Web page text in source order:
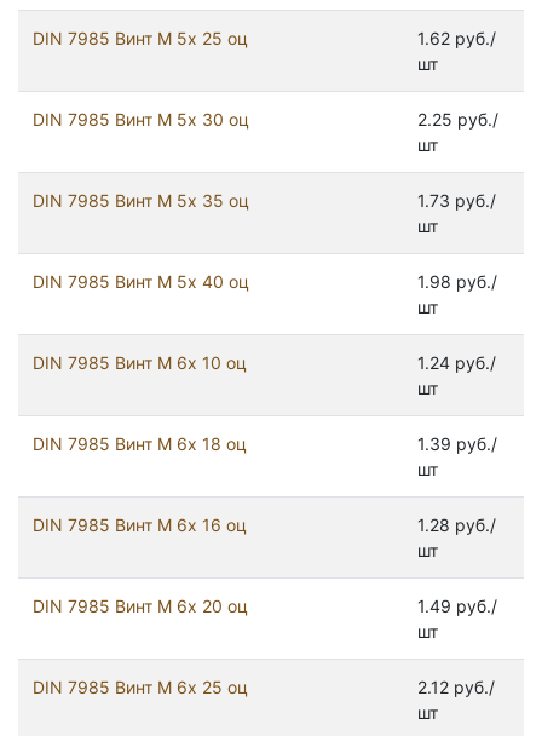
DIN 7985 Винт М 5х 25 оц
1.62 руб./
шт
DIN 7985 Винт М 5х 30 оц
2.25 руб./
шт
DIN 7985 Винт М 5х 35 оц
1.73 руб./
шт
DIN 7985 Винт М 5х 40 оц
1.98 руб./
шт
DIN 7985 Винт М 6х 10 оц
1.24 руб./
шт
DIN 7985 Винт М 6х 18 оц
1.39 руб./
шт
DIN 7985 Винт М 6х 16 оц
1.28 руб./
шт
DIN 7985 Винт М 6х 20 оц
1.49 руб./
шт
DIN 7985 Винт М 6х 25 оц
2.12 руб./
шт